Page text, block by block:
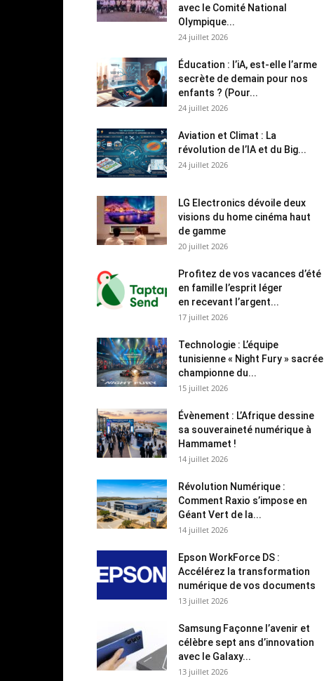
avec le Comité National
Olympique...
24 juillet 2026
Éducation : l’iA, est-elle l’arme
secrète de demain pour nos
enfants ? (Pour...
24 juillet 2026
Aviation et Climat : La
révolution de l’IA et du Big...
24 juillet 2026
LG Electronics dévoile deux
visions du home cinéma haut
de gamme
20 juillet 2026
Profitez de vos vacances d’été
en famille l’esprit léger
en recevant l’argent...
17 juillet 2026
Technologie : L’équipe
tunisienne « Night Fury » sacrée
championne du...
15 juillet 2026
Évènement : L’Afrique dessine
sa souveraineté numérique à
Hammamet !
14 juillet 2026
Révolution Numérique :
Comment Raxio s’impose en
Géant Vert de la...
14 juillet 2026
Epson WorkForce DS :
Accélérez la transformation
numérique de vos documents
13 juillet 2026
Samsung Façonne l’avenir et
célèbre sept ans d’innovation
avec le Galaxy...
13 juillet 2026